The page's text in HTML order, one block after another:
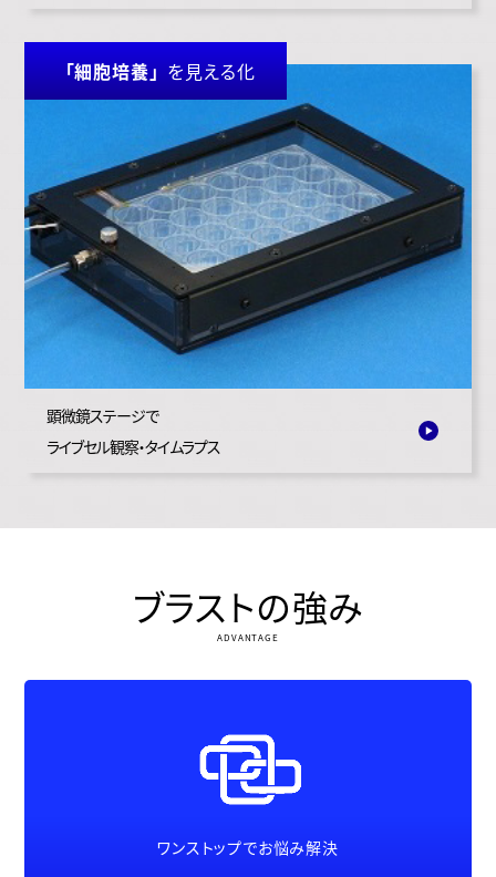
「細胞培養」 を見える化
顕微鏡ステージで
ライブセル観察・タイムラプス
ブラストの強み
ADVANTAGE
ワンストップでお悩み解決